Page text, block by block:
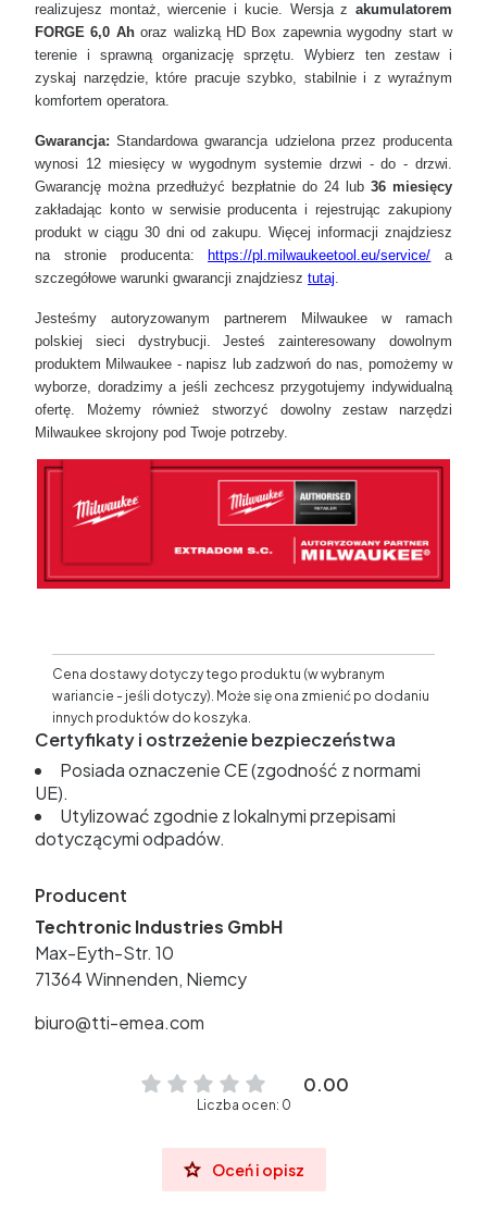
realizujesz montaż, wiercenie i kucie. Wersja z akumulatorem
FORGE 6,0 Ahoraz walizką HD Box zapewnia wygodny start w
terenie i sprawną organizację sprzętu. Wybierz ten zestaw i
zyskaj narzędzie, które pracuje szybko, stabilnie i z wyraźnym
komfortem operatora.
Gwarancja: Standardowa gwarancja udzielona przez producenta
wynosi 12 miesięcy w wygodnym systemie drzwi - do - drzwi.
Gwarancję można przedłużyć bezpłatnie do 24 lub 36 miesięcy
zakładając konto w serwisie producenta i rejestrując zakupiony
produkt w ciągu 30 dni od zakupu. Więcej informacji znajdziesz
na stronie producenta:
https://pl.milwaukeetool.eu/service/ a
szczegółowe warunki gwarancji znajdziesz tutaj.
Jesteśmy autoryzowanym partnerem Milwaukee w ramach
polskiej sieci dystrybucji. Jesteś zainteresowany dowolnym
produktem Milwaukee - napisz lub zadzwoń do nas, pomożemy w
wyborze, doradzimy a jeśli zechcesz przygotujemy indywidualną
ofertę. Możemy również stworzyć dowolny zestaw narzędzi
Milwaukee skrojony pod Twoje potrzeby.
Cena dostawy dotyczy tego produktu (w wybranym
wariancie - jeśli dotyczy). Może się ona zmienić po dodaniu
innych produktów do koszyka.
Certyfikaty i ostrzeżenie bezpieczeństwa
Posiada oznaczenie CE (zgodność z normami
UE).
Utylizować zgodnie z lokalnymi przepisami
dotyczącymi odpadów.
Producent
Techtronic Industries GmbH
Max-Eyth-Str. 10
71364 Winnenden, Niemcy
biuro@tti-emea.com
0.00
Liczba ocen: 0
Oceń i opisz